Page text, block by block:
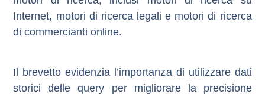
Internet, motori di ricerca legali e motori di ricerca
di commercianti online.
Il brevetto evidenzia l’importanza di utilizzare dati
storici delle query per migliorare la precisione